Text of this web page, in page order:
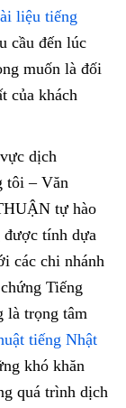
liệu tiếng
cầu đến lúc
muốn là đối
của khách
dịch
tôi – Văn
tự hào
được tính dựa
các chi nhánh
Tiếng
là trọng tâm
tiếng Nhật
khó khăn
quá trình dịch